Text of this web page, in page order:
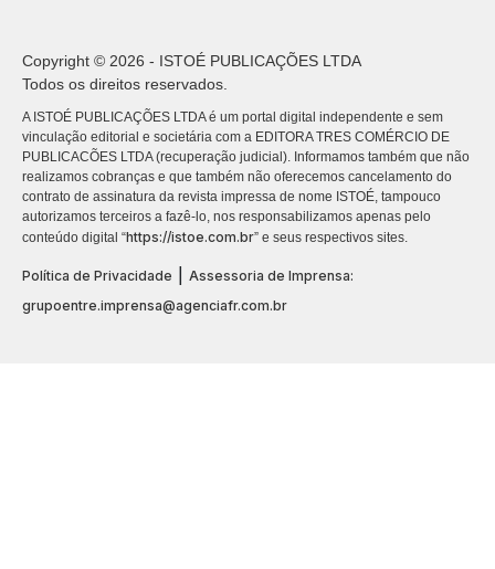
Copyright © 2026 - ISTOÉ PUBLICAÇÕES LTDA
Todos os direitos reservados.
A ISTOÉ PUBLICAÇÕES LTDA é um portal digital independente e sem
vinculação editorial e societária com a EDITORA TRES COMÉRCIO DE
PUBLICACÕES LTDA (recuperação judicial). Informamos também que não
realizamos cobranças e que também não oferecemos cancelamento do
contrato de assinatura da revista impressa de nome ISTOÉ, tampouco
autorizamos terceiros a fazê-lo, nos responsabilizamos apenas pelo
conteúdo digital “https://istoe.com.br” e seus respectivos sites.
Política de Privacidade
Assessoria de Imprensa:
grupoentre.imprensa@agenciafr.com.br